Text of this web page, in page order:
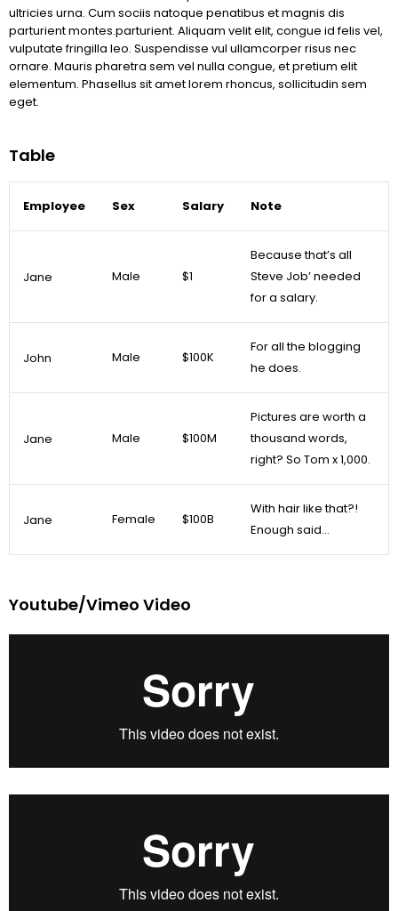
ultricies urna. Cum sociis natoque penatibus et magnis dis
parturient montes.parturient. Aliquam velit elit, congue id felis vel,
vulputate fringilla leo. Suspendisse vul ullamcorper risus nec
ornare. Mauris pharetra sem vel nulla congue, et pretium elit
elementum. Phasellus sit amet lorem rhoncus, sollicitudin sem
eget.
Table
Employee Sex Salary Note
Jane Male $1
Because that’s all
Steve Job’ needed
for a salary.
John Male $100K
For all the blogging
he does.
Jane Male $100M
Pictures are worth a
thousand words,
right? So Tom x 1,000.
Jane Female $100B
With hair like that?!
Enough said…
Youtube/Vimeo Video